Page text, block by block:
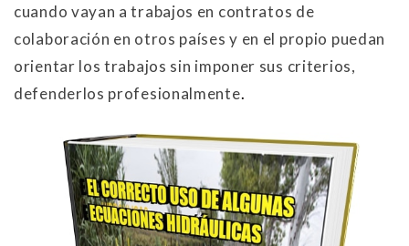
cuando vayan a trabajos en contratos de
colaboración en otros países y en el propio puedan
orientar los trabajos sin imponer sus criterios,
defenderlos profesionalmente.